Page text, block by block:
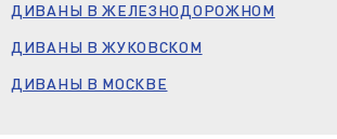
ДИВАНЫ В ЖЕЛЕЗНОДОРОЖНОМ
ДИВАНЫ В ЖУКОВСКОМ
ДИВАНЫ В МОСКВЕ